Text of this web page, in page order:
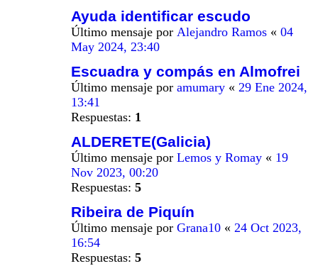
Ayuda identificar escudo
Último mensaje por Alejandro Ramos « 04
May 2024, 23:40
Escuadra y compás en Almofrei
Último mensaje por amumary « 29 Ene 2024,
13:41
Respuestas: 1
ALDERETE(Galicia)
Último mensaje por Lemos y Romay « 19
Nov 2023, 00:20
Respuestas: 5
Ribeira de Piquín
Último mensaje por Grana10 « 24 Oct 2023,
16:54
Respuestas: 5